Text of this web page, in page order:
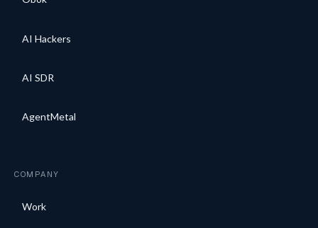
AI Hackers
AI SDR
AgentMetal
COMPANY
Work